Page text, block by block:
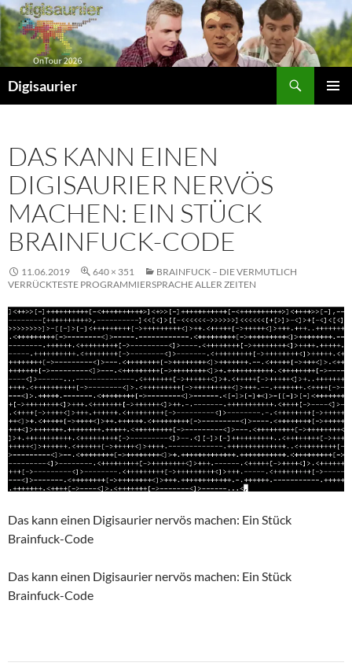
Zum
Inhalt
springen
Digisaurier
DAS KANN EINEN
DIGISAURIER NERVÖS
MACHEN: EIN STÜCK
BRAINFUCK-CODE
11.06.2019 640 × 351
BRAINFUCK – DIE VERMUTLICH
VERRÜCKTESTE PROGRAMMIERSPRACHE ALLER ZEITEN
Das kann einen Digisaurier nervös machen: Ein Stück
Brainfuck-Code
Das kann einen Digisaurier nervös machen: Ein Stück
Brainfuck-Code